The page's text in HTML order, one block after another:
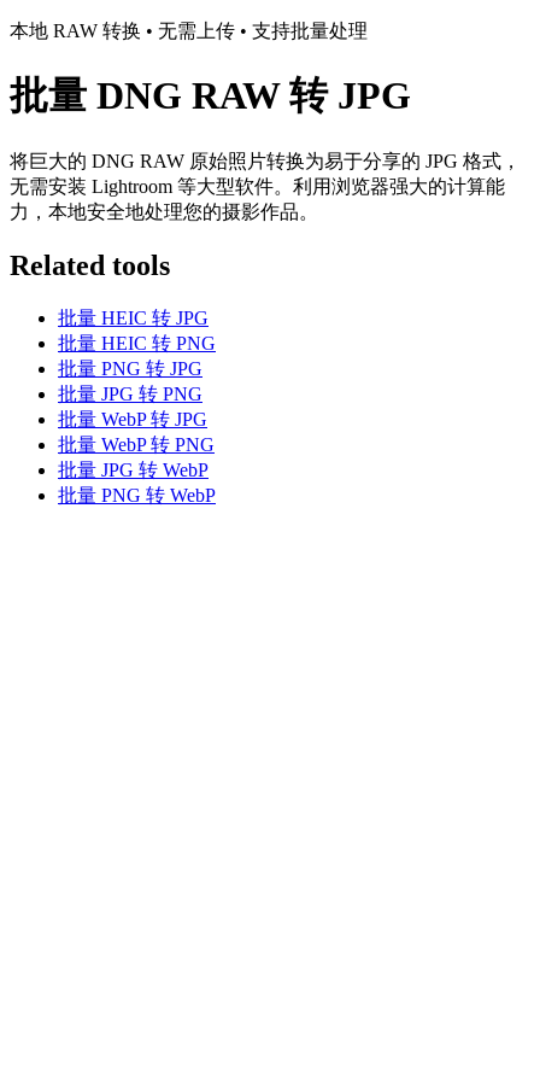
本地 RAW 转换 • 无需上传 • 支持批量处理
批量 DNG RAW 转 JPG
将巨大的 DNG RAW 原始照片转换为易于分享的 JPG 格式，
无需安装 Lightroom 等大型软件。利用浏览器强大的计算能
力，本地安全地处理您的摄影作品。
Related tools
批量 HEIC 转 JPG
批量 HEIC 转 PNG
批量 PNG 转 JPG
批量 JPG 转 PNG
批量 WebP 转 JPG
批量 WebP 转 PNG
批量 JPG 转 WebP
批量 PNG 转 WebP